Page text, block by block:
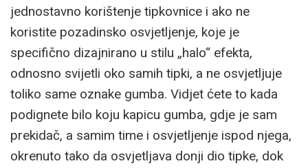
jednostavno korištenje tipkovnice i ako ne
koristite pozadinsko osvjetljenje, koje je
specifično dizajnirano u stilu „halo“ efekta,
odnosno svijetli oko samih tipki, a ne osvjetljuje
toliko same oznake gumba. Vidjet ćete to kada
podignete bilo koju kapicu gumba, gdje je sam
prekidač, a samim time i osvjetljenje ispod njega,
okrenuto tako da osvjetljava donji dio tipke, dok